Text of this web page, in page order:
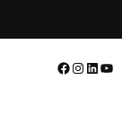
Facebook